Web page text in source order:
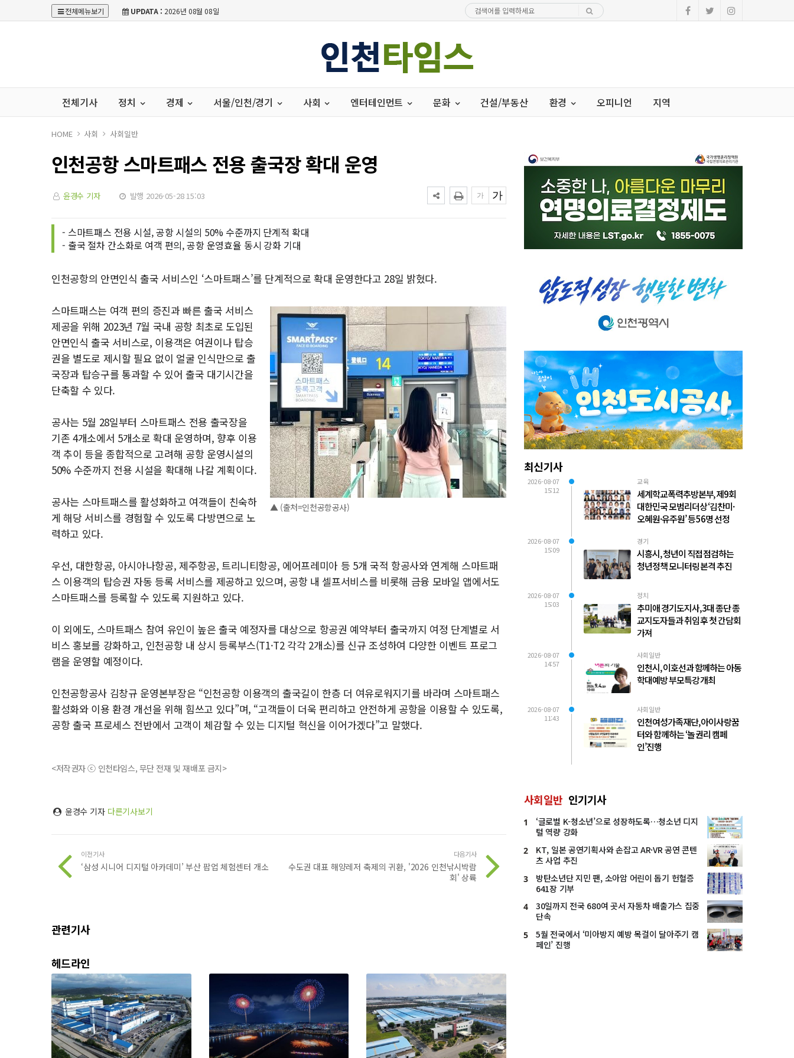
전체메뉴보기 UPDATA : 2026년 08월 08일
전체기사 정치 경제 서울/인천/경기 사회 엔터테인먼트 문화 건설/부동산 환경 오피니언 지역
HOME 사회 사회일반
인천공항 스마트패스 전용 출국장 확대 운영
윤경수 기자 발행 2026-05-28 15:03
- 스마트패스 전용 시설, 공항 시설의 50% 수준까지 단계적 확대
- 출국 절차 간소화로 여객 편의, 공항 운영효율 동시 강화 기대
인천공항의 안면인식 출국 서비스인 ‘스마트패스’를 단계적으로 확대 운영한다고 28일 밝혔다.
▲ (출처=인천공항공사)
스마트패스는 여객 편의 증진과 빠른 출국 서비스
제공을 위해 2023년 7월 국내 공항 최초로 도입된
안면인식 출국 서비스로, 이용객은 여권이나 탑승
권을 별도로 제시할 필요 없이 얼굴 인식만으로 출
국장과 탑승구를 통과할 수 있어 출국 대기시간을
단축할 수 있다.
공사는 5월 28일부터 스마트패스 전용 출국장을
기존 4개소에서 5개소로 확대 운영하며, 향후 이용
객 추이 등을 종합적으로 고려해 공항 운영시설의
50% 수준까지 전용 시설을 확대해 나갈 계획이다.
공사는 스마트패스를 활성화하고 여객들이 친숙하
게 해당 서비스를 경험할 수 있도록 다방면으로 노
력하고 있다.
우선, 대한항공, 아시아나항공, 제주항공, 트리니티항공, 에어프레미아 등 5개 국적 항공사와 연계해 스마트패
스 이용객의 탑승권 자동 등록 서비스를 제공하고 있으며, 공항 내 셀프서비스를 비롯해 금융 모바일 앱에서도
스마트패스를 등록할 수 있도록 지원하고 있다.
이 외에도, 스마트패스 참여 유인이 높은 출국 예정자를 대상으로 항공권 예약부터 출국까지 여정 단계별로 서
비스 홍보를 강화하고, 인천공항 내 상시 등록부스(T1·T2 각각 2개소)를 신규 조성하여 다양한 이벤트 프로그
램을 운영할 예정이다.
인천공항공사 김창규 운영본부장은 “인천공항 이용객의 출국길이 한층 더 여유로워지기를 바라며 스마트패스
활성화와 이용 환경 개선을 위해 힘쓰고 있다”며, “고객들이 더욱 편리하고 안전하게 공항을 이용할 수 있도록,
공항 출국 프로세스 전반에서 고객이 체감할 수 있는 디지털 혁신을 이어가겠다”고 말했다.
<저작권자 ⓒ 인천타임스, 무단 전재 및 재배포 금지>
윤경수 기자 다른기사보기
이전기사
‘삼성 시니어 디지털 아카데미’ 부산 팝업 체험센터 개소
다음기사
수도권 대표 해양레저 축제의 귀환, '2026 인천낚시박람
회' 상륙
관련기사
헤드라인
최신기사
2026-08-07
15:12
교육
세계학교폭력추방본부, 제9회
대한민국 모범리더상 ‘김찬미·
오혜원·유주원’ 등 56명 선정
2026-08-07
15:09
경기
시흥시, 청년이 직접 점검하는
청년정책 모니터링 본격 추진
2026-08-07
15:03
정치
추미애 경기도지사, 3대 종단 종
교지도자들과 취임 후 첫 간담회
가져
2026-08-07
14:57
사회일반
인천시, 이호선과 함께하는 아동
학대예방 부모특강 개최
2026-08-07
11:43
사회일반
인천여성가족재단, 아이사랑꿈
터와 함께하는 ‘놀 권리 캠페
인’진행
사회일반 인기기사
1
‘글로벌 K-청소년’으로 성장하도록…청소년 디지
털 역량 강화
2
KT, 일본 공연기획사와 손잡고 AR·VR 공연 콘텐
츠 사업 추진
3
방탄소년단 지민 팬, 소아암 어린이 돕기 헌혈증
641장 기부
4
30일까지 전국 680여 곳서 자동차 배출가스 집중
단속
5
5월 전국에서 ‘미아방지 예방 목걸이 달아주기 캠
페인’ 진행